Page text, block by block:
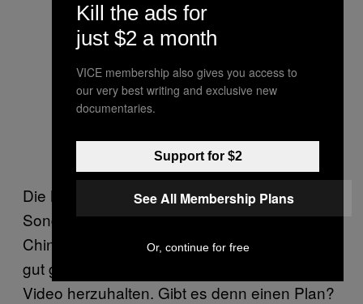
Die Millionenmetropole, inzwischen zur
Sonderverwaltungszone der Volksrepublik
China mutiert, scheint dem Kollektiv gerade
gut genug, um als Kulisse für ihr neuestes
Video herzuhalten. Gibt es denn einen Plan?
Kill the ads for
just $2 a month
VICE membership also gives you access to
our very best writing and exclusive new
documentaries.
Support for $2
See All Membership Plans
Or, continue for free